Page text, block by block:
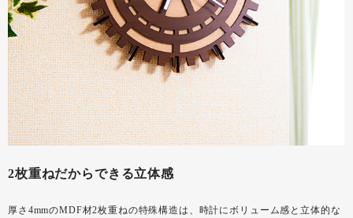
2枚重ねだからできる立体感
厚さ4mmのMDF材2枚重ねの特殊構造は、時計にボリューム感と立体的な